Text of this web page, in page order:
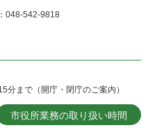
048-542-9818
分まで（開庁・閉庁のご案内）
市役所業務の取り扱い時間